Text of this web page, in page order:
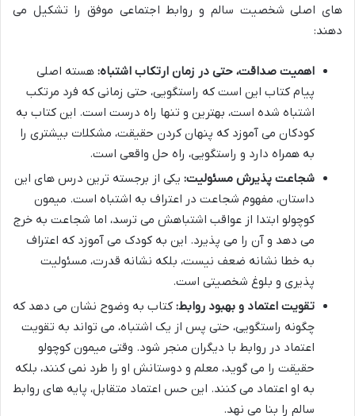
های اصلی شخصیت سالم و روابط اجتماعی موفق را تشکیل می
دهند:
اهمیت صداقت، حتی در زمان ارتکاب اشتباه: هسته اصلی
پیام کتاب این است که راستگویی، حتی زمانی که فرد مرتکب
اشتباه شده است، بهترین و تنها راه درست است. این کتاب به
کودکان می آموزد که پنهان کردن حقیقت، مشکلات بیشتری را
به همراه دارد و راستگویی، راه حل واقعی است.
شجاعت پذیرش مسئولیت: یکی از برجسته ترین درس های این
داستان، مفهوم شجاعت در اعتراف به اشتباه است. میمون
کوچولو ابتدا از عواقب اشتباهش می ترسد، اما شجاعت به خرج
می دهد و آن را می پذیرد. این به کودک می آموزد که اعتراف
به خطا نشانه ضعف نیست، بلکه نشانه قدرت، مسئولیت
پذیری و بلوغ شخصیتی است.
تقویت اعتماد و بهبود روابط: کتاب به وضوح نشان می دهد که
چگونه راستگویی، حتی پس از یک اشتباه، می تواند به تقویت
اعتماد در روابط با دیگران منجر شود. وقتی میمون کوچولو
حقیقت را می گوید، معلم و دوستانش او را طرد نمی کنند، بلکه
به او اعتماد می کنند. این حس اعتماد متقابل، پایه های روابط
سالم را بنا می نهد.